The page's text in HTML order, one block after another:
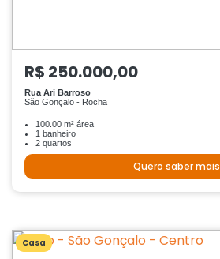
R$ 250.000,00
Rua Ari Barroso
São Gonçalo - Rocha
100.00 m² área
1 banheiro
2 quartos
Quero saber mais
Casa